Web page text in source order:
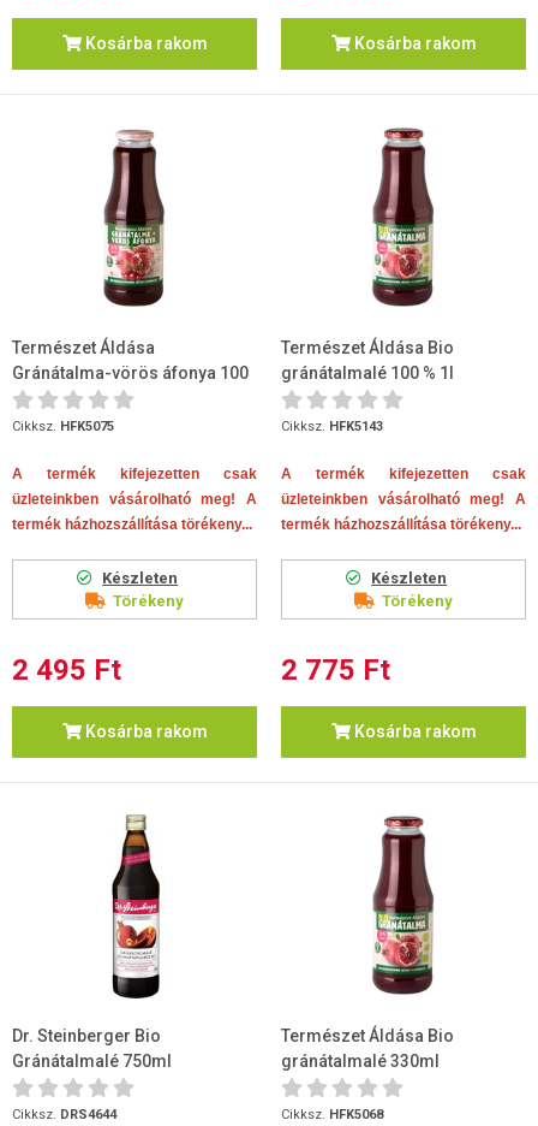
Kosárba rakom Kosárba rakom
Természet Áldása
Gránátalma-vörös áfonya 100
% 1 liter
Cikksz. HFK5075
A termék kifejezetten csak
üzleteinkben vásárolható meg! A
termék házhozszállítása törékeny...
Készleten
Törékeny
2 495 Ft
Kosárba rakom
Természet Áldása Bio
gránátalmalé 100 % 1l
Cikksz. HFK5143
A termék kifejezetten csak
üzleteinkben vásárolható meg! A
termék házhozszállítása törékeny...
Készleten
Törékeny
2 775 Ft
Kosárba rakom
Dr. Steinberger Bio
Gránátalmalé 750ml
Cikksz. DRS4644
Természet Áldása Bio
gránátalmalé 330ml
Cikksz. HFK5068